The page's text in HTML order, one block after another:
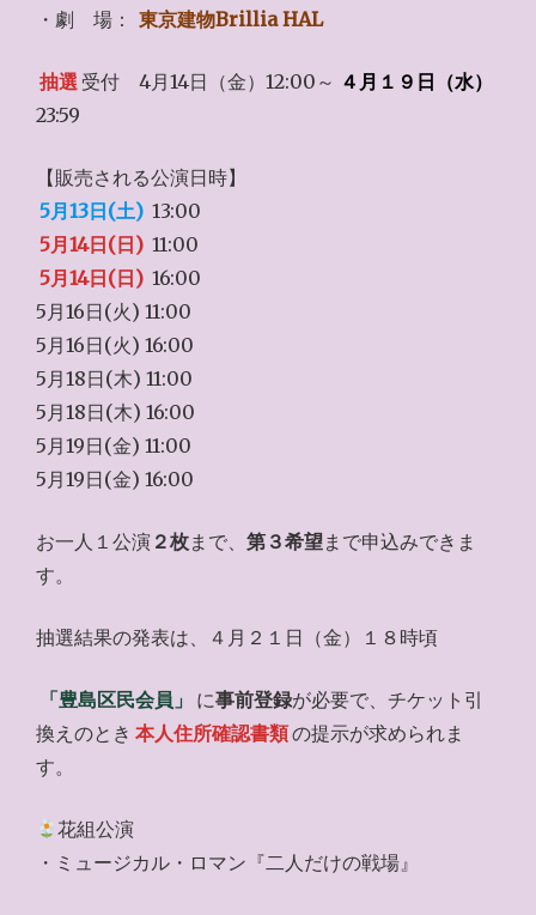
・劇 場：
東京建物Brillia HAL
抽選 受付 4月14日（金）12:00～ ４月１９日（水）
23:59
【販売される公演日時】
5月13日(土) 13:00
5月14日(日) 11:00
5月14日(日) 16:00
5月16日(火) 11:00
5月16日(火) 16:00
5月18日(木) 11:00
5月18日(木) 16:00
5月19日(金) 11:00
5月19日(金) 16:00
お一人１公演 ２枚まで、 第３希望まで申込みできま
す。
抽選結果の発表は、４月２１日（金）１８時頃
「豊島区民会員」 に事前登録が必要で、チケット引
換えのとき 本人住所確認書類の提示が求められま
す。
花組公演
・ミュージカル・ロマン『二人だけの戦場』